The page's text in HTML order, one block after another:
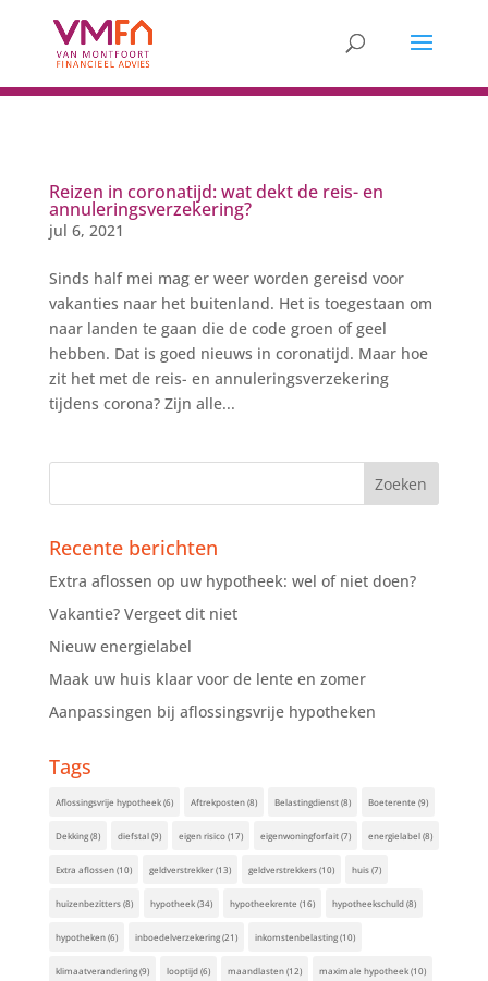
Reizen in coronatijd: wat dekt de reis- en
annuleringsverzekering?
jul 6, 2021
Sinds half mei mag er weer worden gereisd voor
vakanties naar het buitenland. Het is toegestaan om
naar landen te gaan die de code groen of geel
hebben. Dat is goed nieuws in coronatijd. Maar hoe
zit het met de reis- en annuleringsverzekering
tijdens corona? Zijn alle...
Recente berichten
Extra aflossen op uw hypotheek: wel of niet doen?
Vakantie? Vergeet dit niet
Nieuw energielabel
Maak uw huis klaar voor de lente en zomer
Aanpassingen bij aflossingsvrije hypotheken
Tags
Aflossingsvrije hypotheek(6) Aftrekposten(8) Belastingdienst(8) Boeterente (9)
Dekking(8) diefstal(9) eigen risico(17) eigenwoningforfait(7) energielabel(8)
Extra aflossen(10) geldverstrekker(13) geldverstrekkers(10) huis(7)
huizenbezitters(8) hypotheek(34) hypotheekrente (16) hypotheekschuld(8)
hypotheken(6) inboedelverzekering(21) inkomstenbelasting(10)
klimaatverandering(9) looptijd(6) maandlasten(12) maximale hypotheek(10)